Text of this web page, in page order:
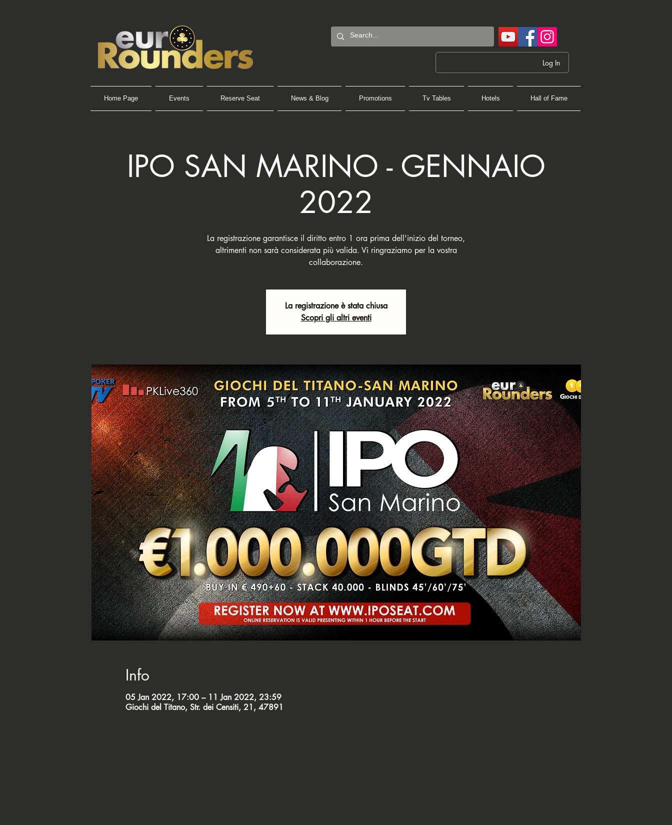
Log In
Home Page Events Reserve Seat News & Blog Promotions Tv Tables Hotels Hall of Fame
IPO SAN MARINO - GENNAIO
2022
La registrazione garantisce il diritto entro 1 ora prima dell'inizio del torneo,
altrimenti non sarà considerata più valida. Vi ringraziamo per la vostra
collaborazione.
La registrazione è stata chiusa
Scopri gli altri eventi
Info
05 Jan 2022, 17:00 – 11 Jan 2022, 23:59
Giochi del Titano, Str. dei Censiti, 21, 47891